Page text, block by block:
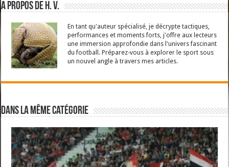
A propos de H. V.
En tant qu'auteur spécialisé, je décrypte tactiques,
performances et moments forts, j'offre aux lecteurs
une immersion approfondie dans l'univers fascinant
du football. Préparez-vous à explorer le sport sous
un nouvel angle à travers mes articles.
Dans la même catégorie